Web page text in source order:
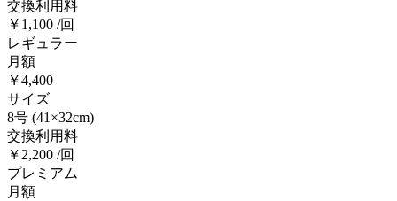
交換利用料
￥1,100 /回
レギュラー
月額
￥4,400
サイズ
8号 (41×32cm)
交換利用料
￥2,200 /回
プレミアム
月額